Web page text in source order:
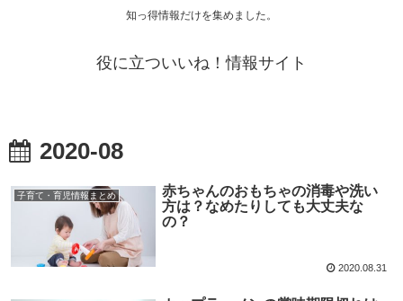
知っ得情報だけを集めました。
役に立ついいね！情報サイト
2020-08
子育て・育児情報まとめ
赤ちゃんのおもちゃの消毒や洗い
方は？なめたりしても大丈夫な
の？
2020.08.31